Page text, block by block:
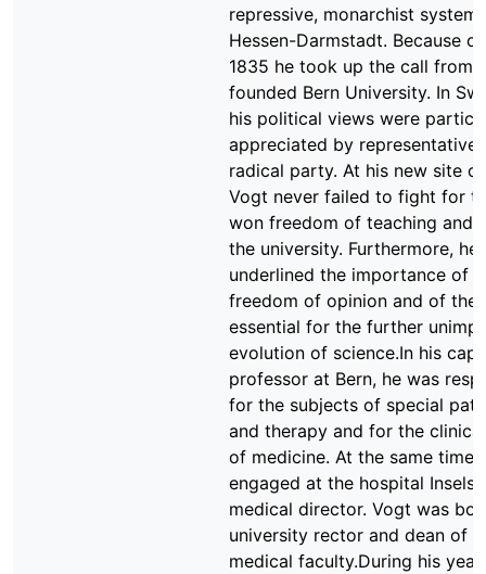
repressive, monarchist system
Hessen-Darmstadt. Because
1835 he took up the call from
founded Bern University. In
his political views were
appreciated by
radical party. At his new site
Vogt never failed to fight for
won freedom of teaching and
the university. Furthermore, he
underlined the importance of
freedom of opinion and of the
essential for the further
evolution of science.In his
professor at Bern, he was
for the subjects of special
and therapy and for the
of medicine. At the same time
engaged at the hospital
medical director. Vogt was
university rector and dean of
medical faculty.During his